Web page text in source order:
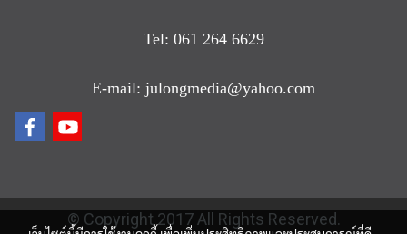
Tel: 061 264 6629
E-mail: julongmedia@yahoo.com
© Copyright 2017 All Rights Reserved.